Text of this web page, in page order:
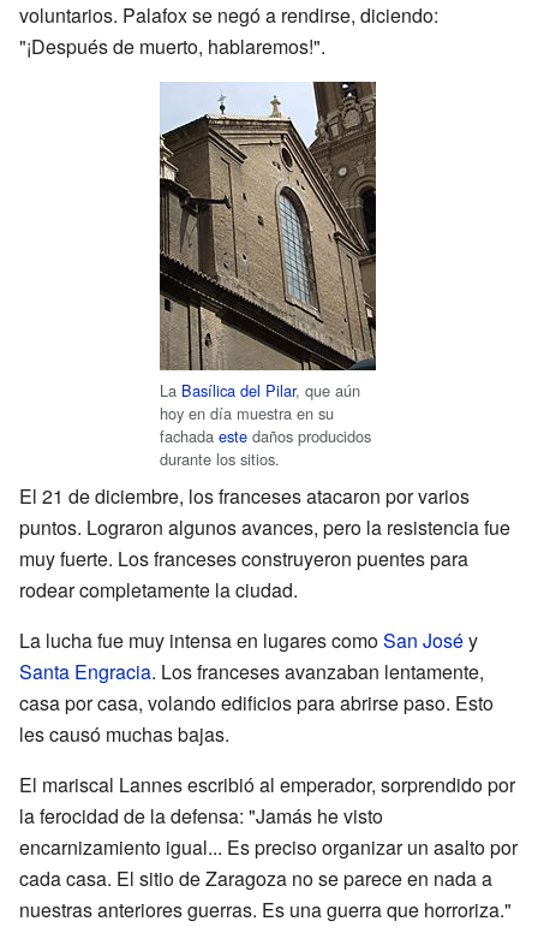
voluntarios. Palafox se negó a rendirse, diciendo:
"¡Después de muerto, hablaremos!".
La Basílica del Pilar, que aún
hoy en día muestra en su
fachada este daños producidos
durante los sitios.
El 21 de diciembre, los franceses atacaron por varios
puntos. Lograron algunos avances, pero la resistencia fue
muy fuerte. Los franceses construyeron puentes para
rodear completamente la ciudad.
La lucha fue muy intensa en lugares comoSan Joséy
Santa Engracia. Los franceses avanzaban lentamente,
casa por casa, volando edificios para abrirse paso. Esto
les causó muchas bajas.
El mariscal Lannes escribió al emperador, sorprendido por
la ferocidad de la defensa: "Jamás he visto
encarnizamiento igual... Es preciso organizar un asalto por
cada casa. El sitio de Zaragoza no se parece en nada a
nuestras anteriores guerras. Es una guerra que horroriza."